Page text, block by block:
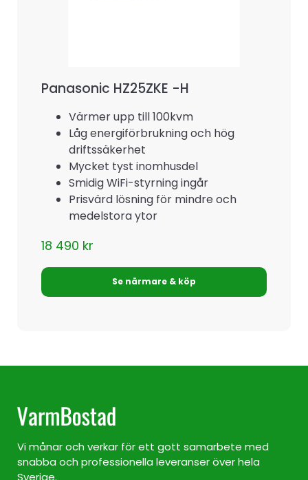
Panasonic HZ25ZKE -H
Värmer upp till 100kvm
Låg energiförbrukning och hög
driftssäkerhet
Mycket tyst inomhusdel
Smidig WiFi-styrning ingår
Prisvärd lösning för mindre och
medelstora ytor
18 490 kr
Se närmare & köp
Vi månar och verkar för ett gott samarbete med
snabba och professionella leveranser över hela
Sverige.